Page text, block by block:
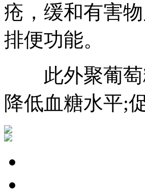
疮，缓和有害
排便功能。
此外聚葡萄
降低血糖水平;